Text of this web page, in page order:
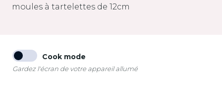
moules à tartelettes de 12cm
Cook mode
Gardez l'écran de votre appareil allumé